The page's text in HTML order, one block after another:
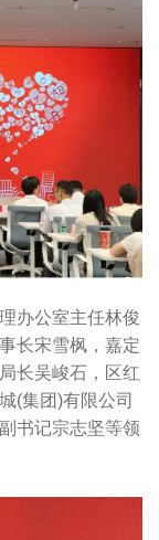
办公室主任林俊
长宋雪枫，嘉定
长吴峻石，区红
(集团)有限公司
书记宗志坚等领